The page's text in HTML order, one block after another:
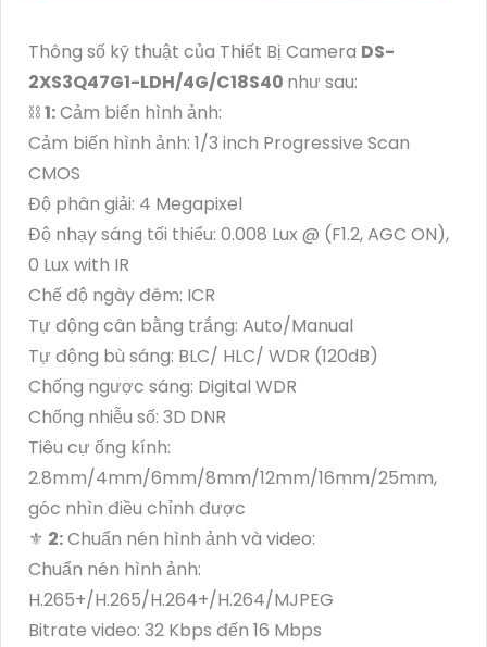
Thông số kỹ thuật của Thiết Bị Camera DS-
2XS3Q47G1-LDH/4G/C18S40 như sau:
⛓1:Cảm biến hình ảnh:
Cảm biến hình ảnh: 1/3 inch Progressive Scan
CMOS
Độ phân giải: 4 Megapixel
Độ nhạy sáng tối thiểu: 0.008 Lux @ (F1.2, AGC ON),
0 Lux with IR
Chế độ ngày đêm: ICR
Tự động cân bằng trắng: Auto/Manual
Tự động bù sáng: BLC/ HLC/ WDR (120dB)
Chống ngược sáng: Digital WDR
Chống nhiễu số: 3D DNR
Tiêu cự ống kính:
2.8mm/4mm/6mm/8mm/12mm/16mm/25mm,
góc nhìn điều chỉnh được
⚜️ 2:Chuẩn nén hình ảnh và video:
Chuẩn nén hình ảnh:
H.265+/H.265/H.264+/H.264/MJPEG
Bitrate video: 32 Kbps đến 16 Mbps